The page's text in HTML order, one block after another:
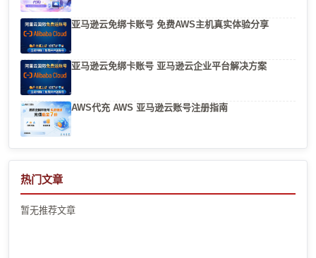
亚马逊云免绑卡账号 免费AWS主机真实体验分享
亚马逊云免绑卡账号 亚马逊云企业平台解决方案
AWS代充 AWS 亚马逊云账号注册指南
热门文章
暂无推荐文章